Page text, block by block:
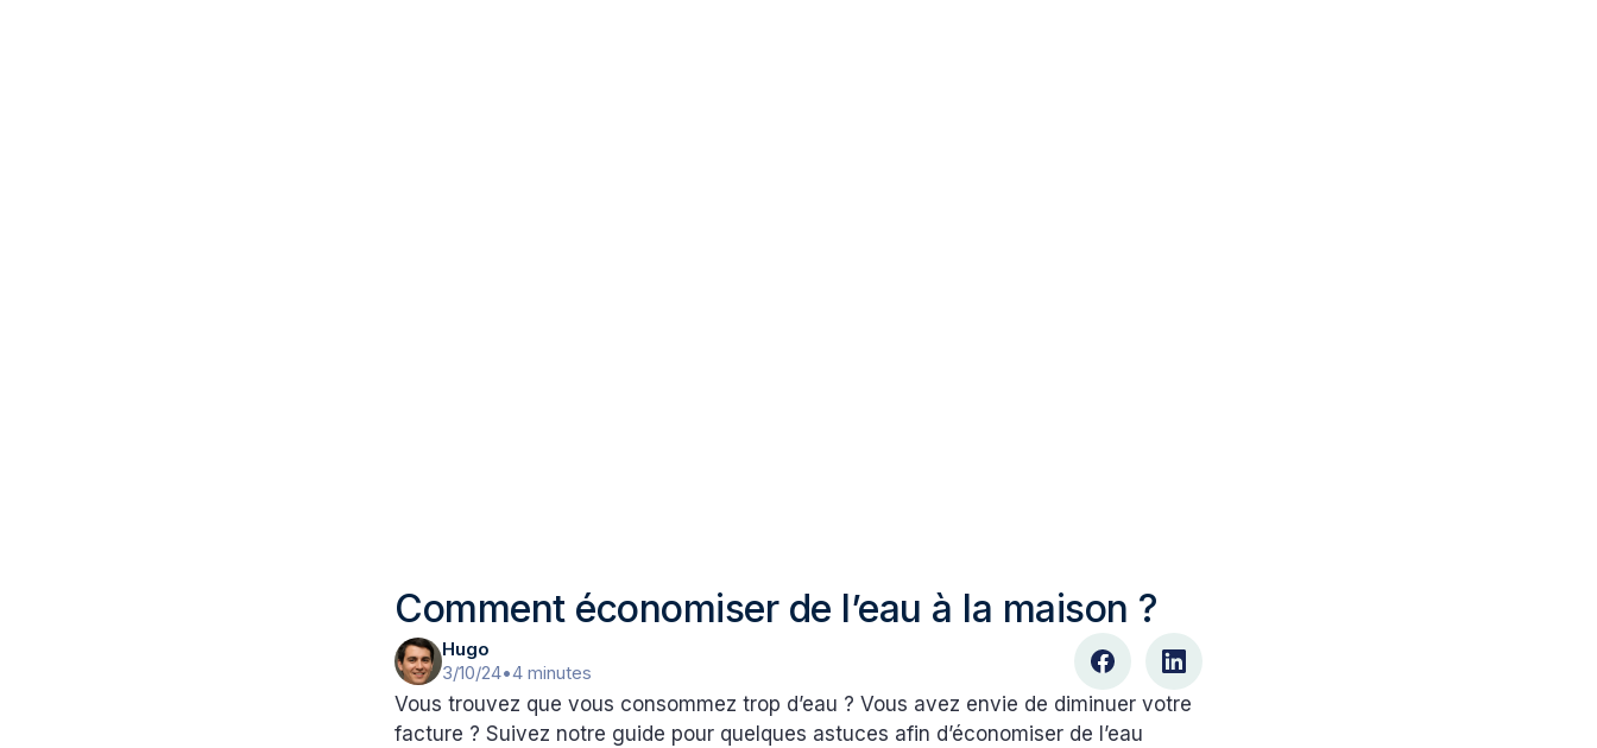
Comment économiser de l’eau à la maison ?
Hugo
3/10/24•4 minutes
Vous trouvez que vous consommez trop d’eau ? Vous avez envie de diminuer votre
facture ? Suivez notre guide pour quelques astuces afin d’économiser de l’eau